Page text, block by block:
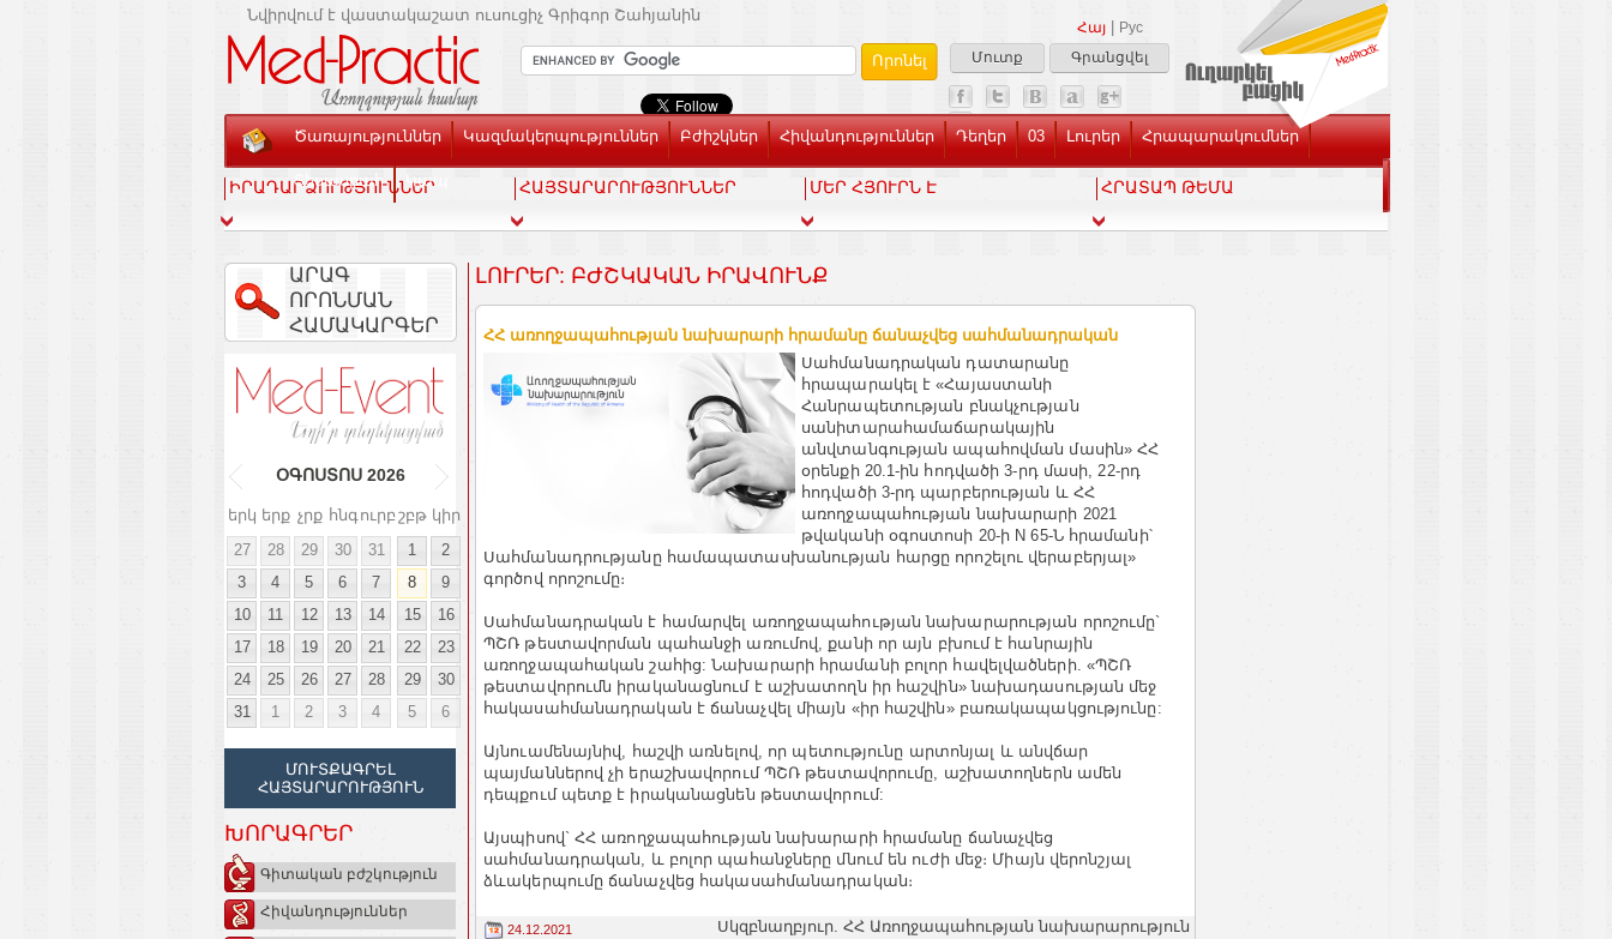
Հայ
Рус
Մուտք
Գրանցվել
Նվիրվում է վաստակաշատ ուսուցիչ Գրիգոր Շահյանին
Ծառայություններ Կազմակերպություններ Բժիշկներ Հիվանդություններ Դեղեր 03 Լուրեր Հրապարակումներ
Տեսասրահ Կապ
ԻՐԱԴԱՐՁՈՒԹՅՈՒՆՆԵՐ ՀԱՅՏԱՐԱՐՈՒԹՅՈՒՆՆԵՐ ՄԵՐ ՀՅՈՒՐՆ Է ՀՐԱՏԱՊ ԹԵՄԱ
ԱՐԱԳ
ՈՐՈՆՄԱՆ
ՀԱՄԱԿԱՐԳԵՐ
ՕԳՈՍՏՈՍ 2026
երկ երք չրք հնգուրբ շբթ կիր
27
28 29 30 31 1
2
3
4 5 6 7 8
9
10
11 12 13 14 15
16
17
18 19 20 21 22
23
24
25 26 27 28 29
30
31
1 2 3 4 5 6
ՄՈՒՏՔԱԳՐԵԼ
ՀԱՅՏԱՐԱՐՈՒԹՅՈՒՆ
ԽՈՐԱԳՐԵՐ
Գիտական բժշկություն
Հիվանդություններ
ԼՈՒՐԵՐ: ԲԺՇԿԱԿԱՆ ԻՐԱՎՈՒՆՔ
ՀՀ առողջապահության նախարարի հրամանը ճանաչվեց սահմանադրական
Սահմանադրական դատարանը
հրապարակել է «Հայաստանի
Հանրապետության բնակչության
սանիտարահամաճարակային
անվտանգության ապահովման մասին» ՀՀ
օրենքի 20.1-ին հոդվածի 3-րդ մասի, 22-րդ
հոդվածի 3-րդ պարբերության և ՀՀ
առողջապահության նախարարի 2021
թվականի օգոստոսի 20-ի N 65-Ն հրամանի՝
Սահմանադրությանը համապատասխանության հարցը որոշելու վերաբերյալ»
գործով որոշումը։
Սահմանադրական է համարվել առողջապահության նախարարության որոշումը`
ՊՇՌ թեստավորման պահանջի առումով, քանի որ այն բխում է հանրային
առողջապահական շահից: Նախարարի հրամանի բոլոր հավելվածների. «ՊՇՌ
թեստավորումն իրականացնում է աշխատողն իր հաշվին» նախադասության մեջ
հակասահմանադրական է ճանաչվել միայն «իր հաշվին» բառակապակցությունը:
Այնուամենայնիվ, հաշվի առնելով, որ պետությունը արտոնյալ և անվճար
պայմաններով չի երաշխավորում ՊՇՌ թեստավորումը, աշխատողներն ամեն
դեպքում պետք է իրականացնեն թեստավորում:
Այսպիսով` ՀՀ առողջապահության նախարարի հրամանը ճանաչվեց
սահմանադրական, և բոլոր պահանջները մնում են ուժի մեջ։ Միայն վերոնշյալ
ձևակերպումը ճանաչվեց հակասահմանադրական։
24.12.2021 Սկզբնաղբյուր. ՀՀ Առողջապահության նախարարություն